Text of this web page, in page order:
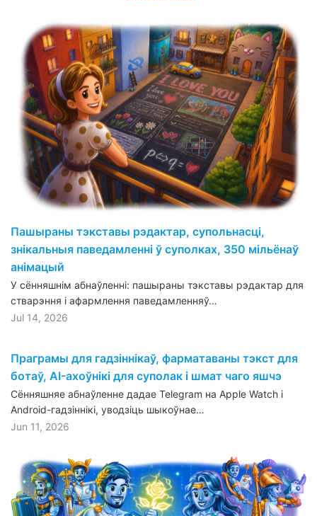
Пашыраны тэкставы рэдактар, супольнасці,
знікальныя паведамленні ў суполках, 350 мільёнаў
анімацый
У сённяшнім абнаўленні: пашыраны тэкставы рэдактар для
стварэння і афармлення паведамленняў…
Jul 14, 2026
Праграмы для гадзіннікаў, фарматаваны тэкст для
ботаў, AI-ахоўнікі для суполак і шмат чаго яшчэ
Сённяшняе абнаўленне дадае Telegram на Apple Watch і
Android-гадзіннікі, уводзіць шыкоўнае…
Jun 11, 2026